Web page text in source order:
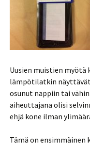
Uusien muistien myötä
lämpötilatkin
osunut nappiin tai
aiheuttajana olisi
ehjä kone ilman
Tämä on